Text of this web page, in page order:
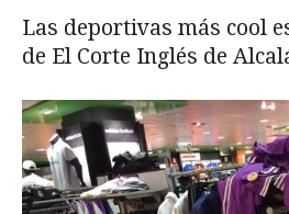
Las deportivas más cool
de El Corte Inglés de